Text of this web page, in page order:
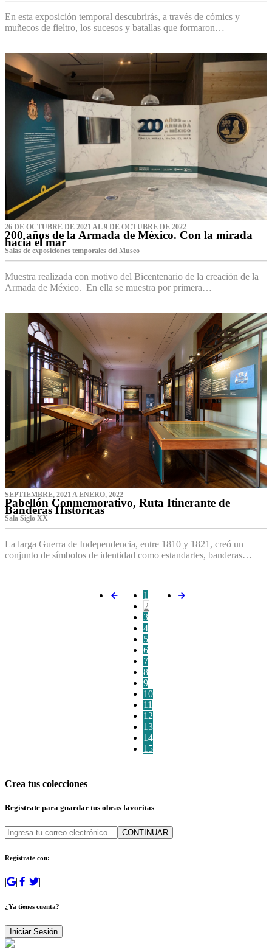
En esta exposición temporal descubrirás, a través de cómics y
muñecos de fieltro, los sucesos y batallas que formaron…
26 DE OCTUBRE DE 2021 AL 9 DE OCTUBRE DE 2022
200 años de la Armada de México. Con la mirada
hacia el mar
Salas de exposiciones temporales del Museo‌
Muestra realizada con motivo del Bicentenario de la creación de la
Armada de México. En ella se muestra por primera…
SEPTIEMBRE, 2021 A ENERO, 2022
Pabellón Conmemorativo, Ruta Itinerante de
Banderas Históricas
Sala Siglo XX
La larga Guerra de Independencia, entre 1810 y 1821, creó un
conjunto de símbolos de identidad como estandartes, banderas…
1
2
3
4
5
6
7
8
9
10
11
12
13
14
15
Crea tus colecciones
Regístrate para guardar tus obras favoritas
CONTINUAR
Regístrate con:
| | | |
¿Ya tienes cuenta?
Iniciar Sesión